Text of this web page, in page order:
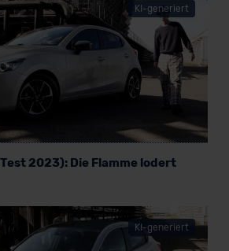
KI-generiert
2023): Die Flamme lodert
KI-generiert